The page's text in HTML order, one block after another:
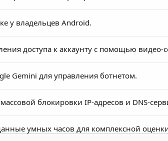
у владельцев Android.
доступа к аккаунту с помощью видео-
Gemini для управления ботнетом.
блокировки IP-адресов и DNS-
умных часов для комплексной